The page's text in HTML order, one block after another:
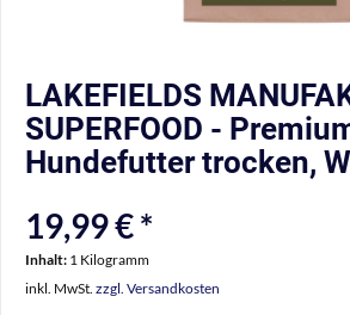
LAKEFIELDS
SUPERFOOD -
Hundefutter trocken,
19,99 € *
Inhalt: 1 Kilogramm
inkl. MwSt. zzgl. Versandkosten